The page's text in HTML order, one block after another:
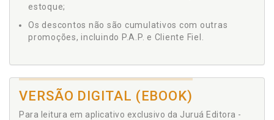
estoque;
Os descontos não são cumulativos com outras
promoções, incluindo P.A.P. e Cliente Fiel.
VERSÃO DIGITAL (EBOOK)
Para leitura em aplicativo exclusivo da Juruá Editora -